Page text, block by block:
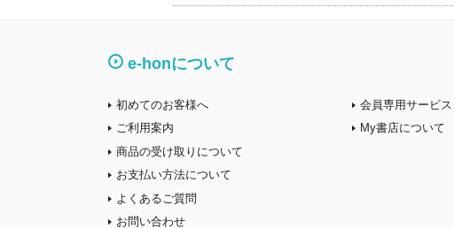
e-honについて
初めてのお客様へ
ご利用案内
商品の受け取りについて
お支払い方法について
よくあるご質問
お問い合わせ
会員専用サービス
My書店について